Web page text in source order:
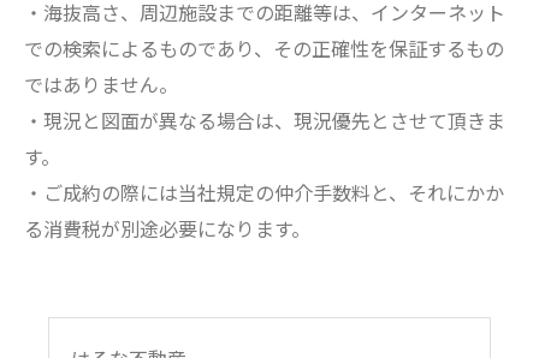
・海抜高さ、周辺施設までの距離等は、インターネット
での検索によるものであり、その正確性を保証するもの
ではありません。
・現況と図面が異なる場合は、現況優先とさせて頂きま
す。
・ご成約の際には当社規定の仲介手数料と、それにかか
る消費税が別途必要になります。